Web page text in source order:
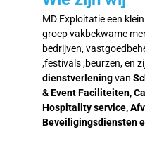
MD Exploitatie een
groep vakbekwame
bedrijven,
,festivals ,beurzen, en
dienstverleningvan
& Event Faciliteiten,
Hospitality service,
Beveiligingsdiensten